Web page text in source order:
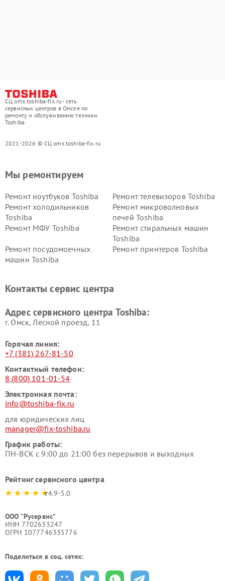
СЦ oms.toshiba-fix.ru - сеть
сервисных центров в Омске по
ремонту и обслуживанию техники
Toshiba
2021-2026 © СЦ oms.toshiba-fix.ru
Мы ремонтируем
Ремонт ноутбуков Toshiba
Ремонт телевизоров Toshiba
Ремонт холодильников
Toshiba
Ремонт микроволновых
печей Toshiba
Ремонт МФУ Toshiba
Ремонт стиральных машин
Toshiba
Ремонт посудомоечных
машин Toshiba
Ремонт принтеров Toshiba
Контакты сервис центра
Адрес сервисного центра Toshiba:
г. Омск, ​Лесной проезд, 11
Горячая линия:
+7 (381) 267-81-50
Контактный телефон:
8 (800) 101-01-54
Электронная почта:
info@toshiba-fix.ru
для юридических лиц
manager@fix-toshiba.ru
График работы:
ПН-ВСК с 9:00 до 21:00 без перерывов и выходных
Рейтинг сервисного центра
4.9-5.0
ООО "Русервис"
ИНН 7702633247
ОГРН 1077746335776
Поделиться в соц. сетях: